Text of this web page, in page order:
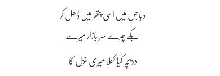
دبا جس میں اسی پتھر میں ڈھل کر
بکے چہرے سرِ بازار میرے
دریچہ کیا کھلا میری غزل کا